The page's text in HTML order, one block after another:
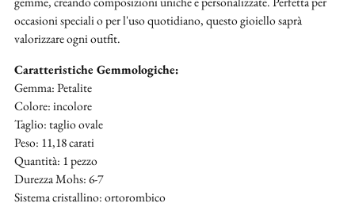
occasioni speciali o per l'uso quotidiano, questo gioiello saprà
valorizzare ogni outfit.
Caratteristiche Gemmologiche:
Gemma: Petalite
Colore: incolore
Taglio: taglio ovale
Peso: 11,18 carati
Quantità: 1 pezzo
Durezza Mohs: 6-7
Sistema cristallino: ortorombico